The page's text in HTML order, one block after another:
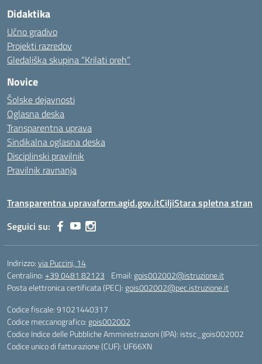
Didaktika
Učno gradivo
Projekti razredov
Gledališka skupina “Krilati oreh”
Novice
Šolske dejavnosti
Oglasna deska
Transparentna uprava
Sindikalna oglasna deska
Disciplinski pravilnik
Pravilnik ravnanja
Transparentna upravaform.agid.gov.itCiljiStara spletna stran
Seguici su:
Indirizzo:via Puccini, 14
Centralino:+39 0481 82123 Email: gois002002@istruzione.it
Posta elettronica certificata (PEC): gois002002@pec.istruzione.it
Codice fiscale: 91021440317
Codice meccanografico: gois002002
Codice Indice delle Pubbliche Amministrazioni (IPA): istsc_gois002002
Codice unico di fatturazione (CUF): UF66XN